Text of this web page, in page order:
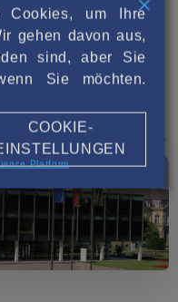
kannst du in Baden-
im Landtag sitzt – und
du am Wahltag
bekommst duzwei
über deren Landesliste.
Cookies, um Ihre
gehen davon aus,
sind, aber Sie
Sie möchten.
COOKIE-
Platform